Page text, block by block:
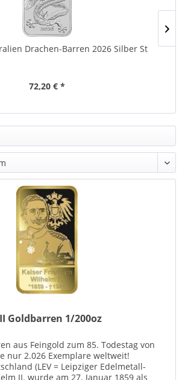
Drachen-Barren 2026 Silber St
72,20 € *
Goldbarren 1/200oz
aus Feingold zum 85. Todestag von
nur 2.026 Exemplare weltweit!
(LEV = Leipziger Edelmetall-
II. wurde am 27. Januar 1859 als